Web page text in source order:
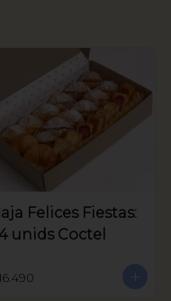
Felices Fiestas:
unids Coctel